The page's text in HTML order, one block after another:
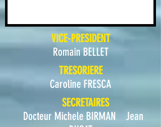
VICE-PRESIDENT
Romain BELLET
TRESORIERE
Caroline FRESCA
SECRETAIRES
Docteur Michele BIRMAN Jean